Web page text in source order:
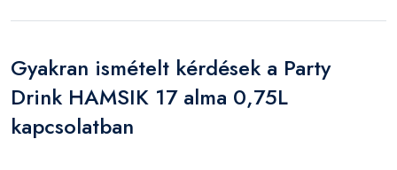
Gyakran ismételt kérdések a Party
Drink HAMSIK 17 alma 0,75L
kapcsolatban